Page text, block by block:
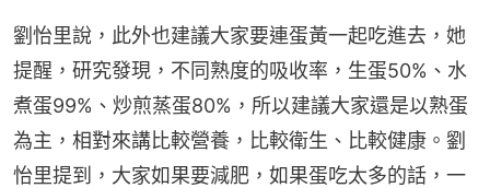
劉怡里說，此外也建議大家要連蛋黃一起吃進去，她
提醒，研究發現，不同熟度的吸收率，生蛋50%、水
煮蛋99%、炒煎蒸蛋80%，所以建議大家還是以熟蛋
為主，相對來講比較營養，比較衛生、比較健康。劉
怡里提到，大家如果要減肥，如果蛋吃太多的話，一